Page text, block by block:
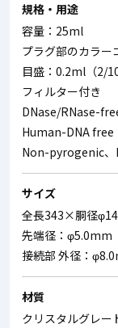
規格・用途
容量：25ml
プラグ部のカラー
目盛：0.2ml（2/10
フィルター付き
DNase/RNase-
Human-DNA free
Non-pyrogenic
サイズ
全長343×胴径
先端径：φ5.0mm
接続部 外径：
材質
クリスタルグレー